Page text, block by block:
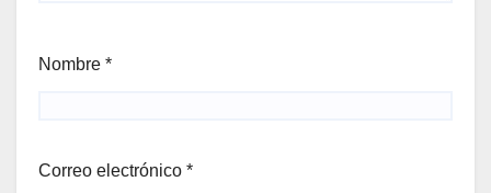
Nombre *
Correo electrónico *